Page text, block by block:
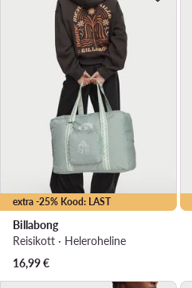
extra -25% Kood: LAST
Billabong
Reisikott · Heleroheline
16,99€